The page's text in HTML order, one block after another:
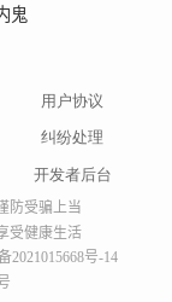
鬼
用户协议
纠纷处理
开发者后台
防受骗上当
受健康生活
2021015668号-14